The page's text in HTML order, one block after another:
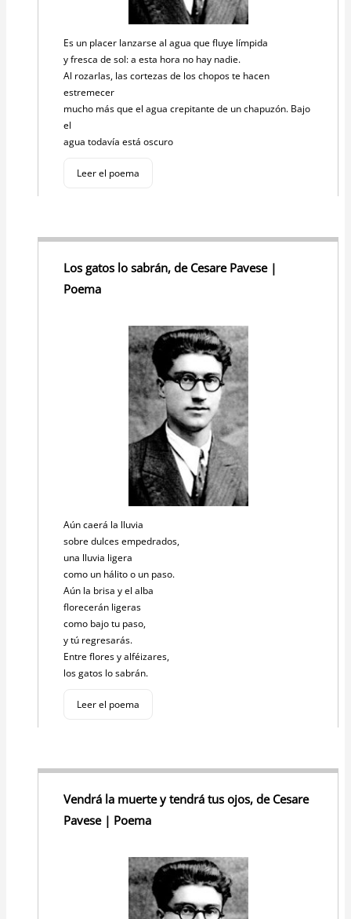
Es un placer lanzarse al agua que fluye límpida
y fresca de sol: a esta hora no hay nadie.
Al rozarlas, las cortezas de los chopos te hacen
estremecer
mucho más que el agua crepitante de un chapuzón. Bajo
el
agua todavía está oscuro
Leer el poema
Los gatos lo sabrán, de Cesare Pavese |
Poema
Aún caerá la lluvia
sobre dulces empedrados,
una lluvia ligera
como un hálito o un paso.
Aún la brisa y el alba
florecerán ligeras
como bajo tu paso,
y tú regresarás.
Entre flores y alféizares,
los gatos lo sabrán.
Leer el poema
Vendrá la muerte y tendrá tus ojos, de Cesare
Pavese | Poema